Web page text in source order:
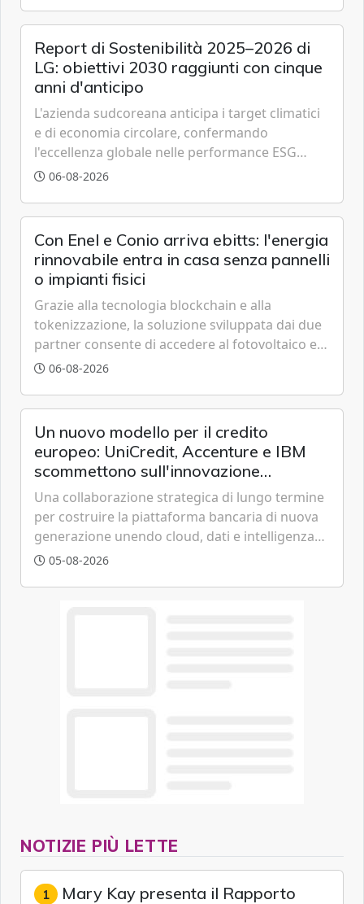
Report di Sostenibilità 2025–2026 di
LG: obiettivi 2030 raggiunti con cinque
anni d'anticipo
L'azienda sudcoreana anticipa i target climatici
e di economia circolare, confermando
l'eccellenza globale nelle performance ESG
grazie a innovazione, accessibilità e governance
06-08-2026
Con Enel e Conio arriva ebitts: l'energia
rinnovabile entra in casa senza pannelli
o impianti fisici
Grazie alla tecnologia blockchain e alla
tokenizzazione, la soluzione sviluppata dai due
partner consente di accedere al fotovoltaico e
all'eolico ottenendo risparmi diretti in bolletta,
06-08-2026
Un nuovo modello per il credito
europeo: UniCredit, Accenture e IBM
scommettono sull'innovazione
tecnologica
Una collaborazione strategica di lungo termine
per costruire la piattaforma bancaria di nuova
generazione unendo cloud, dati e intelligenza
artificiale.
05-08-2026
NOTIZIE PIÙ LETTE
1 Mary Kay presenta il Rapporto